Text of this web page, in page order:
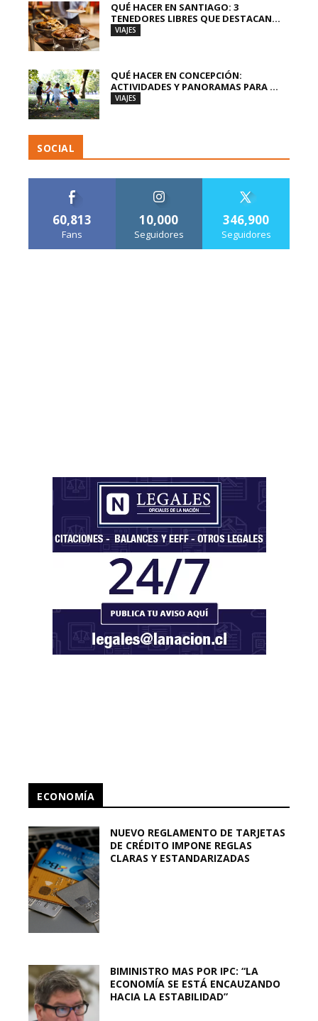
QUÉ HACER EN SANTIAGO: 3
TENEDORES LIBRES QUE DESTACAN...
VIAJES
QUÉ HACER EN CONCEPCIÓN:
ACTIVIDADES Y PANORAMAS PARA ...
VIAJES
SOCIAL
60,813
Fans
10,000
Seguidores
346,900
Seguidores
ECONOMÍA
NUEVO REGLAMENTO DE TARJETAS
DE CRÉDITO IMPONE REGLAS
CLARAS Y ESTANDARIZADAS
BIMINISTRO MAS POR IPC: “LA
ECONOMÍA SE ESTÁ ENCAUZANDO
HACIA LA ESTABILIDAD”